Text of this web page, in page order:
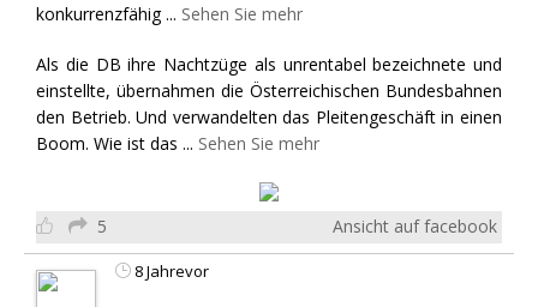
konkurrenzfähig ... Sehen Sie mehr
Als die DB ihre Nachtzüge als unrentabel bezeichnete und
einstellte, übernahmen die Österreichischen Bundesbahnen
den Betrieb. Und verwandelten das Pleitengeschäft in einen
Boom. Wie ist das ... Sehen Sie mehr
5 Ansicht auf facebook
8 Jahrevor